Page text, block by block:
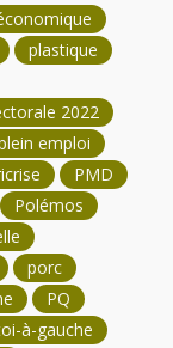
plastique
2022
emploi
PMD
Polémos
porc
PQ
à-gauche